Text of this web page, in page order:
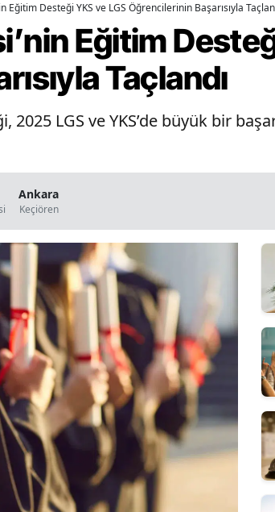
Eğitim Desteği YKS ve LGS Öğrencilerinin Başarısıyla
Eğitim
Taçlandı
LGS ve YKS’de büyük bir
Ankara
Keçiören